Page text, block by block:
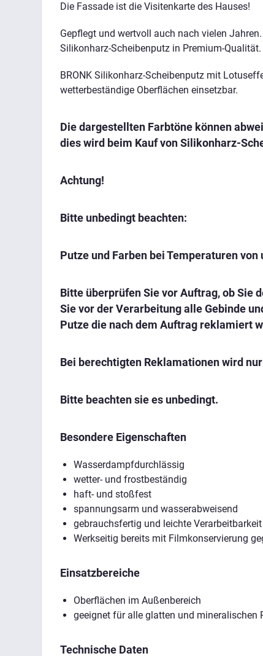
Die Fassade ist die Visitenkarte des Hauses!
Gepflegt und wertvoll auch nach vielen
Silikonharz-Scheibenputz in Premium-Qualität.
BRONK Silikonharz-Scheibenputz mit
wetterbeständige Oberflächen einsetzbar.
Die dargestellten Farbtöne können
dies wird beim Kauf von Silikonharz-
Achtung!
Bitte unbedingt beachten:
Putze und Farben bei Temperaturen
Bitte überprüfen Sie vor Auftrag, ob Sie
Sie vor der Verarbeitung alle Gebinde
Putze die nach dem Auftrag reklamiert
Bei berechtigten Reklamationen wird
Bitte beachten sie es unbedingt.
Besondere Eigenschaften
Wasserdampfdurchlässig
wetter- und frostbeständig
haft- und stoßfest
spannungsarm und wasserabweisend
gebrauchsfertig und leichte Verarbeitbarkeit
Werkseitig bereits mit Filmkonservierung
Einsatzbereiche
Oberflächen im Außenbereich
geeignet für alle glatten und mineralischen
Technische Daten